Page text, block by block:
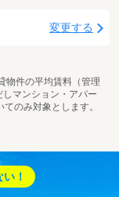
変更する
物件の平均賃料（管理
マンション・アパー
のみ対象とします。
！